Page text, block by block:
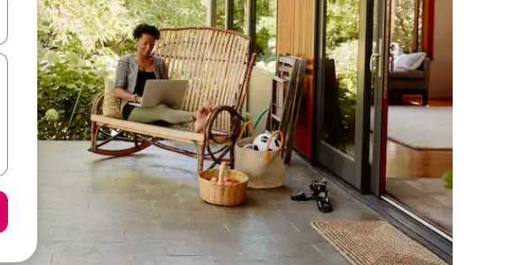
las teclas de flecha hacia arriba y hacia abajo o explora con el tacto o desliza el dedo.